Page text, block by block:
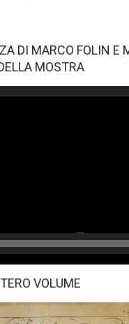
DI MARCO FOLIN E
MOSTRA
VOLUME